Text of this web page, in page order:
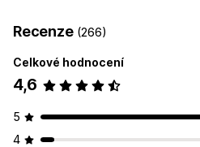
Recenze (266)
Celkové hodnocení
4,6
5
4